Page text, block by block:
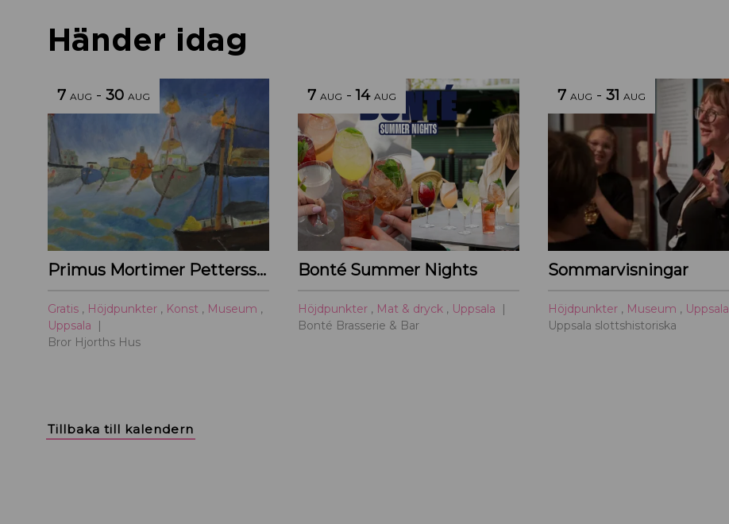
Händer idag
7 AUG - 30 AUG
Primus Mortimer Pettersson
Gratis , Höjdpunkter , Konst , Museum ,
Uppsala
Bror Hjorths Hus
7 AUG -14 AUG
Bonté Summer Nights
Höjdpunkter , Mat & dryck , Uppsala
Bonté Brasserie & Bar
7 AUG - 31 AUG
Sommarvisningar
Höjdpunkter , Museum , Uppsala
Uppsala slottshistoriska
Tillbaka till kalendern